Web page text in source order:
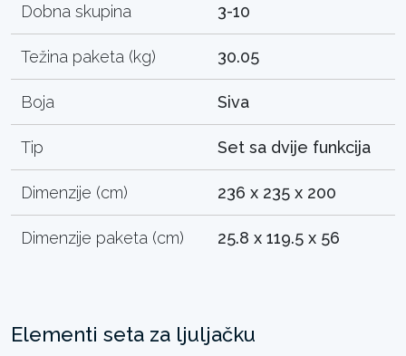
Dobna skupina 3-10
Težina paketa (kg) 30.05
Boja Siva
Tip Set sa dvije funkcija
Dimenzije (cm) 236 x 235 x 200
Dimenzije paketa (cm) 25.8 x 119.5 x 56
Elementi seta za ljuljačku